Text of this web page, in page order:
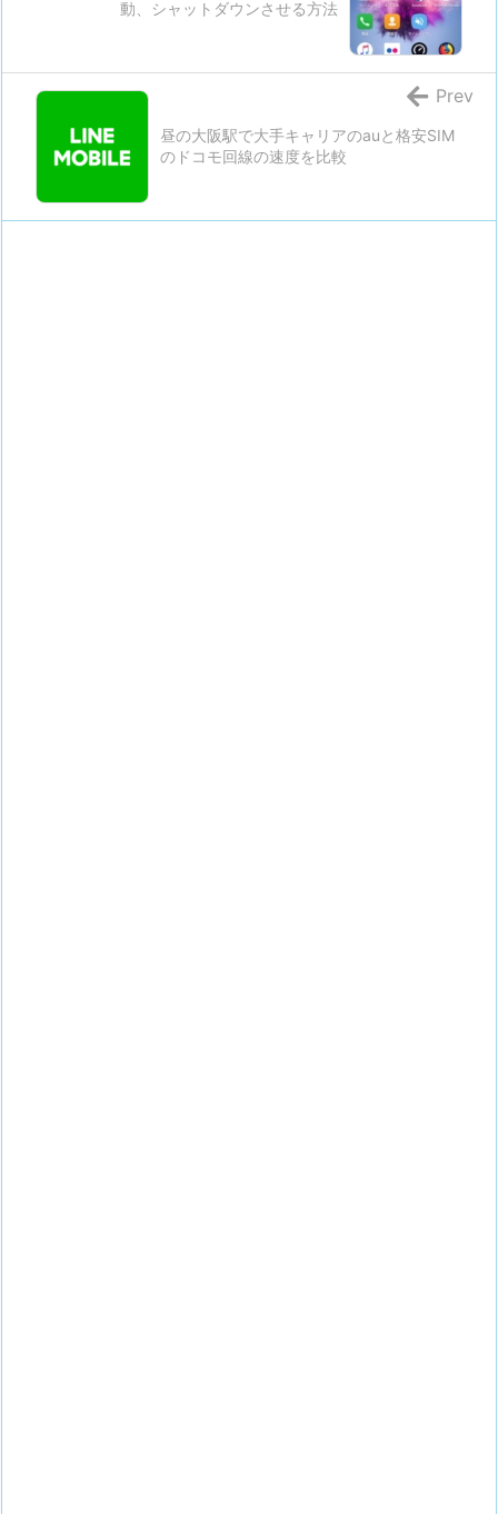
動、シャットダウンさせる方法
昼の大阪駅で大手キャリアのauと格安SIM
のドコモ回線の速度を比較
Prev